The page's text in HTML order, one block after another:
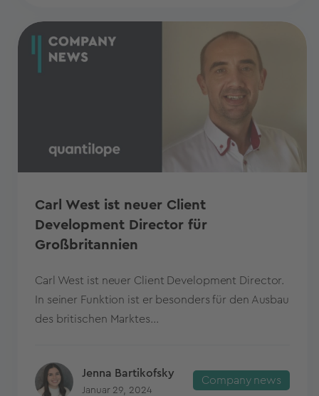
Carl West ist neuer Client
Development Director für
Großbritannien
Carl West ist neuer Client Development Director.
In seiner Funktion ist er besonders für den Ausbau
des britischen Marktes...
Jenna Bartikofsky
Januar 29, 2024
Company news